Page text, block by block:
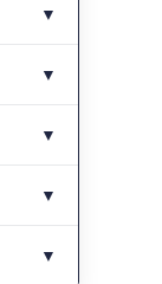
▼
▼
▼
▼
▼